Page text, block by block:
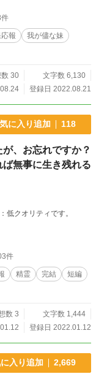
報
我が儘な妹
30
文字数 6,130
登録日 2022.08.21
に入り追加 118
、お忘れですか？
無事に生き残れる
低クオリティです。
件
精霊 完結
短編
数 3
文字数 1,444
登録日 2022.01.12
入り追加 2,669